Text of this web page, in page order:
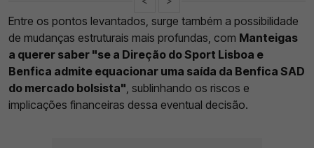
Entre os pontos levantados, surge também a possibilidade
de mudanças estruturais mais profundas, com Manteigas
a querer saber "se a Direção do Sport Lisboa e
Benfica admite equacionar uma saída da Benfica SAD
do mercado bolsista", sublinhando os riscos e
implicações financeiras dessa eventual decisão.